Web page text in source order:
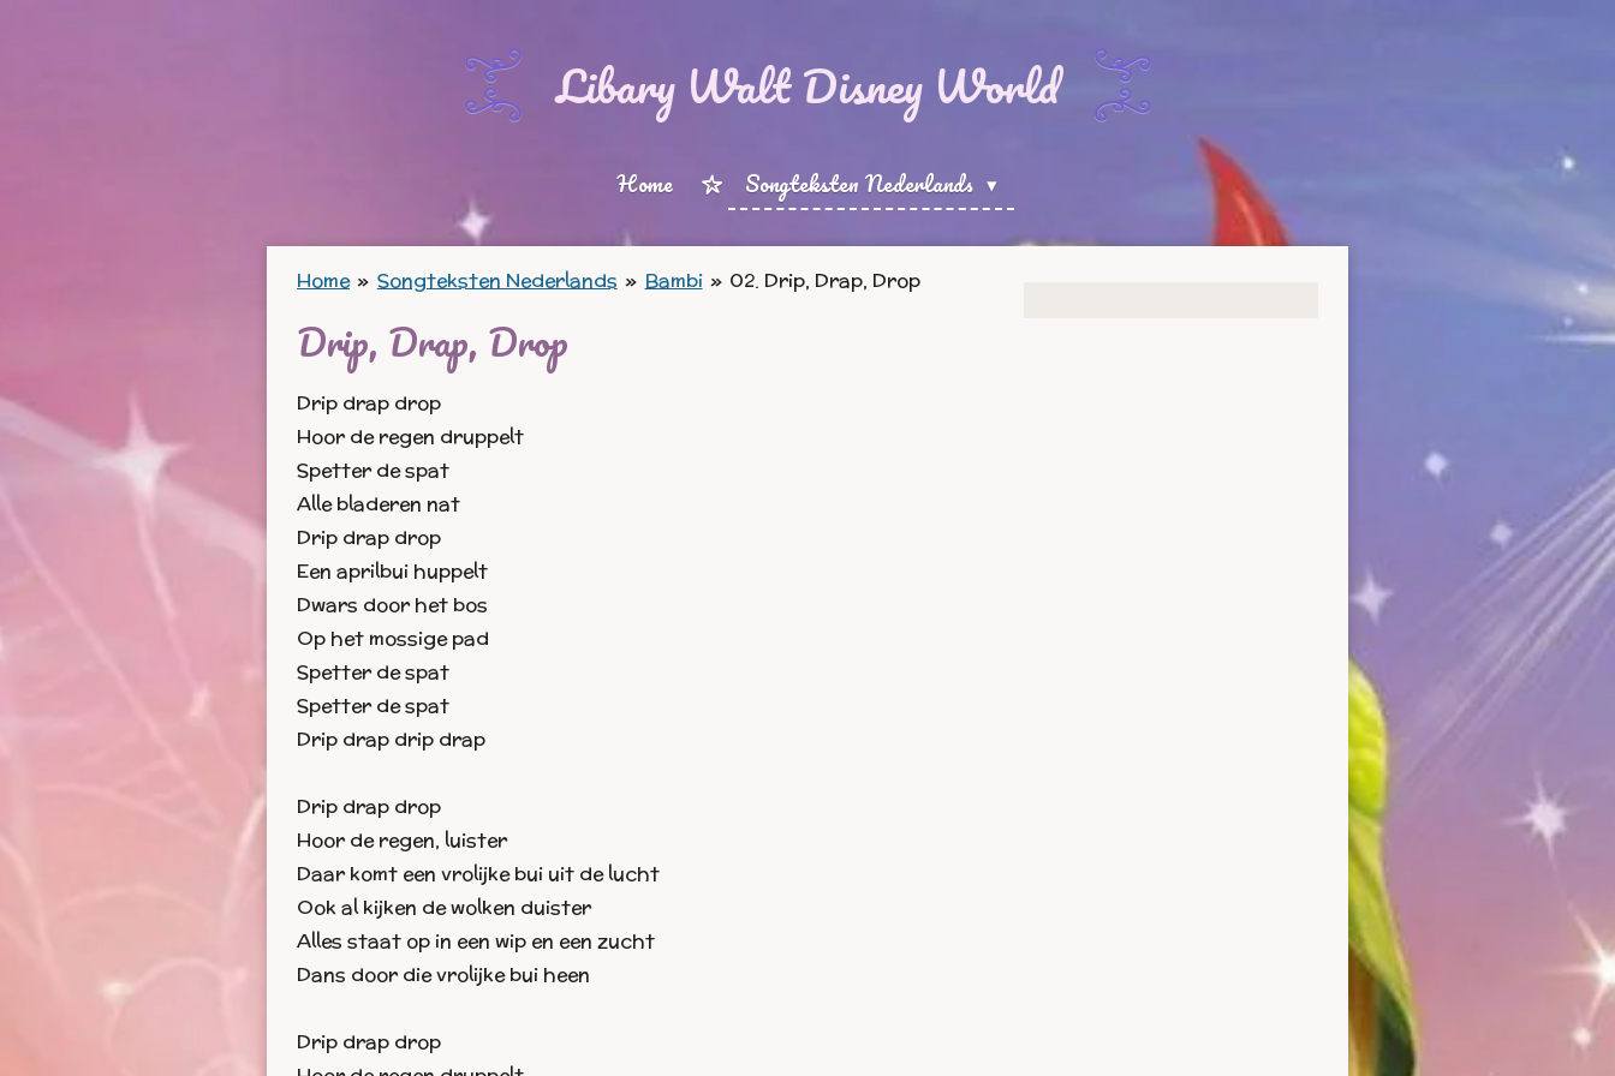
Libary Walt Disney World
Home Songteksten Nederlands
Home » Songteksten Nederlands » Bambi » 02. Drip, Drap, Drop
Drip, Drap, Drop
Drip drap drop
Hoor de regen druppelt
Spetter de spat
Alle bladeren nat
Drip drap drop
Een aprilbui huppelt
Dwars door het bos
Op het mossige pad
Spetter de spat
Spetter de spat
Drip drap drip drap
Drip drap drop
Hoor de regen, luister
Daar komt een vrolijke bui uit de lucht
Ook al kijken de wolken duister
Alles staat op in een wip en een zucht
Dans door die vrolijke bui heen
Drip drap drop